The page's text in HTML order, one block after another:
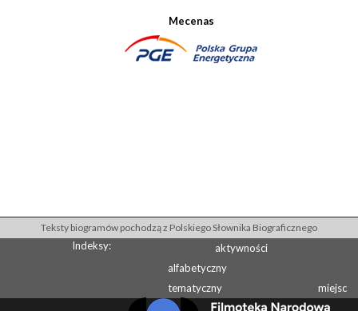
Mecenas
Teksty biogramów pochodzą z Polskiego Słownika Biograficznego
Indeksy:
aktywności
alfabetyczny
tematyczny
miejsc